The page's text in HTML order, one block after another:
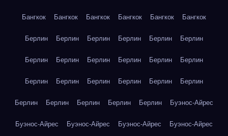
Бангкок Бангкок Бангкок Бангкок Бангкок Бангкок
Берлин Берлин Берлин Берлин Берлин Берлин
Берлин Берлин Берлин Берлин Берлин Берлин
Берлин Берлин Берлин Берлин Берлин Берлин
Берлин Берлин Берлин Берлин Берлин Буэнос-Айрес
Буэнос-Айрес Буэнос-Айрес Буэнос-Айрес Буэнос-Айрес